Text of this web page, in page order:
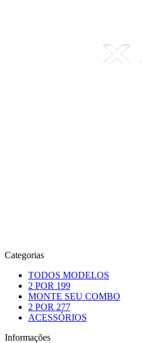
Categorias
TODOS MODELOS
2 POR 199
MONTE SEU COMBO
2 POR 277
ACESSÓRIOS
Informações